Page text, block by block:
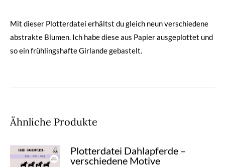
Mit dieser Plotterdatei erhältst du gleich neun verschiedene
abstrakte Blumen. Ich habe diese aus Papier ausgeplottet und
so ein frühlingshafte Girlande gebastelt.
Ähnliche Produkte
Plotterdatei Dahlapferde –
verschiedene Motive